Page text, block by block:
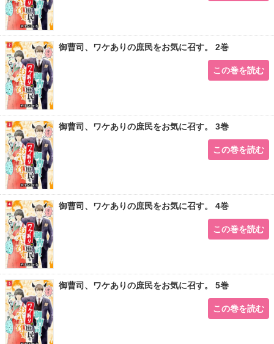
御曹司、ワケありの庶民をお気に召す。 2巻
この巻を読む
御曹司、ワケありの庶民をお気に召す。 3巻
この巻を読む
御曹司、ワケありの庶民をお気に召す。 4巻
この巻を読む
御曹司、ワケありの庶民をお気に召す。 5巻
この巻を読む